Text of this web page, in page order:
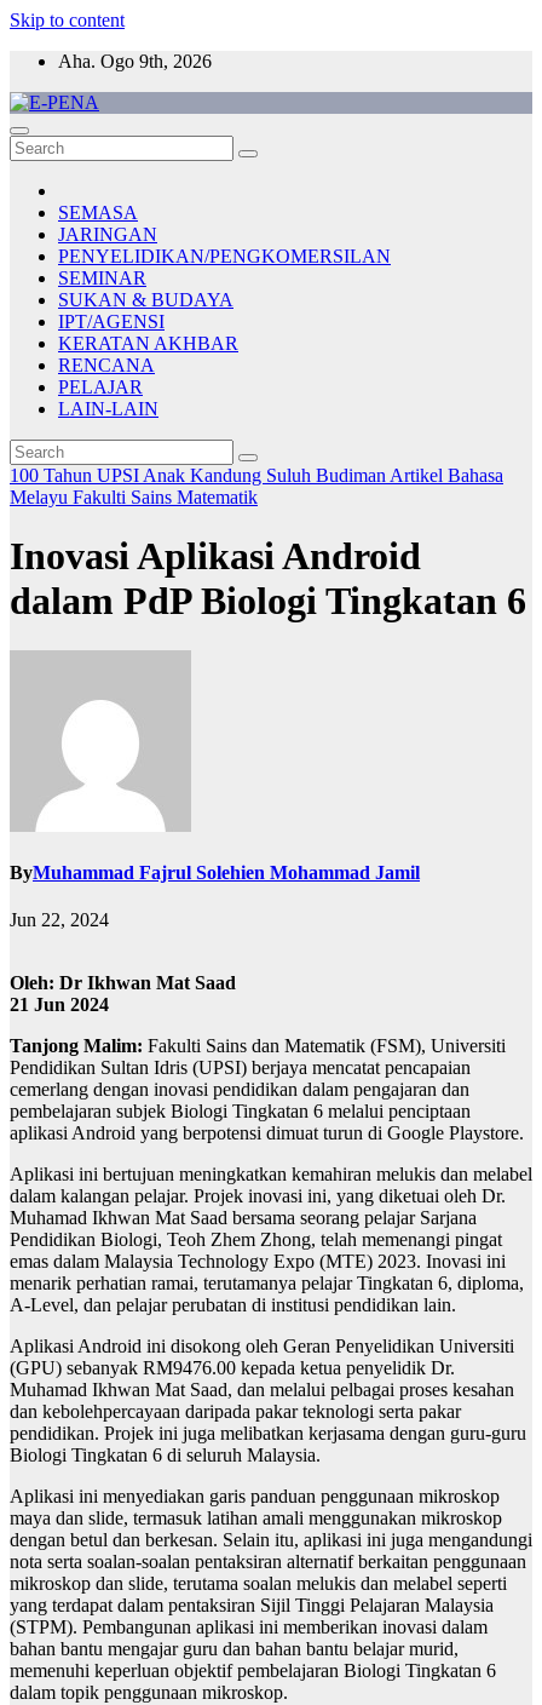
Skip to content
Aha. Ogo 9th, 2026
E-PENA
Berita Digital Terkini
SEMASA
JARINGAN
PENYELIDIKAN/PENGKOMERSILAN
SEMINAR
SUKAN & BUDAYA
IPT/AGENSI
KERATAN AKHBAR
RENCANA
PELAJAR
LAIN-LAIN
100 Tahun UPSI Anak Kandung Suluh Budiman Artikel Bahasa
Melayu Fakulti Sains Matematik
Inovasi Aplikasi Android
dalam PdP Biologi Tingkatan 6
ByMuhammad Fajrul Solehien Mohammad Jamil
Jun 22, 2024
Oleh: Dr Ikhwan Mat Saad
21 Jun 2024
Tanjong Malim: Fakulti Sains dan Matematik (FSM), Universiti
Pendidikan Sultan Idris (UPSI) berjaya mencatat pencapaian
cemerlang dengan inovasi pendidikan dalam pengajaran dan
pembelajaran subjek Biologi Tingkatan 6 melalui penciptaan
aplikasi Android yang berpotensi dimuat turun di Google Playstore.
Aplikasi ini bertujuan meningkatkan kemahiran melukis dan melabel
dalam kalangan pelajar. Projek inovasi ini, yang diketuai oleh Dr.
Muhamad Ikhwan Mat Saad bersama seorang pelajar Sarjana
Pendidikan Biologi, Teoh Zhem Zhong, telah memenangi pingat
emas dalam Malaysia Technology Expo (MTE) 2023. Inovasi ini
menarik perhatian ramai, terutamanya pelajar Tingkatan 6, diploma,
A-Level, dan pelajar perubatan di institusi pendidikan lain.
Aplikasi Android ini disokong oleh Geran Penyelidikan Universiti
(GPU) sebanyak RM9476.00 kepada ketua penyelidik Dr.
Muhamad Ikhwan Mat Saad, dan melalui pelbagai proses kesahan
dan kebolehpercayaan daripada pakar teknologi serta pakar
pendidikan. Projek ini juga melibatkan kerjasama dengan guru-guru
Biologi Tingkatan 6 di seluruh Malaysia.
Aplikasi ini menyediakan garis panduan penggunaan mikroskop
maya dan slide, termasuk latihan amali menggunakan mikroskop
dengan betul dan berkesan. Selain itu, aplikasi ini juga mengandungi
nota serta soalan-soalan pentaksiran alternatif berkaitan penggunaan
mikroskop dan slide, terutama soalan melukis dan melabel seperti
yang terdapat dalam pentaksiran Sijil Tinggi Pelajaran Malaysia
(STPM). Pembangunan aplikasi ini memberikan inovasi dalam
bahan bantu mengajar guru dan bahan bantu belajar murid,
memenuhi keperluan objektif pembelajaran Biologi Tingkatan 6
dalam topik penggunaan mikroskop.